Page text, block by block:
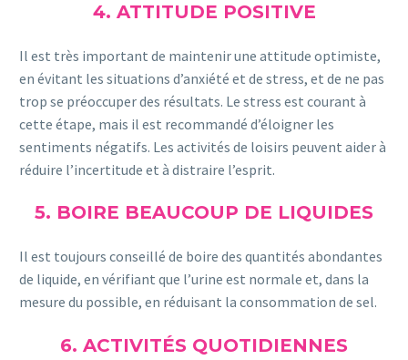
4. ATTITUDE POSITIVE
Il est très important de maintenir une attitude optimiste,
en évitant les situations d’anxiété et de stress, et de ne pas
trop se préoccuper des résultats. Le stress est courant à
cette étape, mais il est recommandé d’éloigner les
sentiments négatifs. Les activités de loisirs peuvent aider à
réduire l’incertitude et à distraire l’esprit.
5. BOIRE BEAUCOUP DE LIQUIDES
Il est toujours conseillé de boire des quantités abondantes
de liquide, en vérifiant que l’urine est normale et, dans la
mesure du possible, en réduisant la consommation de sel.
6. ACTIVITÉS QUOTIDIENNES